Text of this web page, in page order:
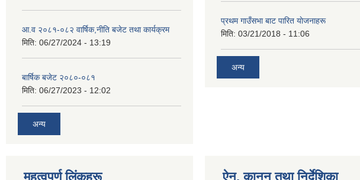
आ.व २०८१-०८२ वार्षिक,नीति बजेट तथा कार्यक्रम
मिति: 06/27/2024 - 13:19
बार्षिक बजेट २०८०-०८१
मिति: 06/27/2023 - 12:02
अन्य
प्रथम गाउँसभा बाट पारित याेजनाहरू
मिति: 03/21/2018 - 11:06
अन्य
महत्वपूर्ण लिंकहरू ऐन, कानुन तथा निर्देशिका